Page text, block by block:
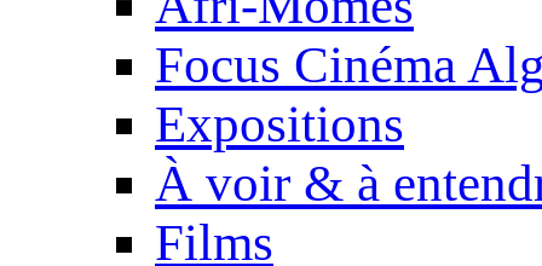
Focus Cinéma
Expositions
À voir & à
Films